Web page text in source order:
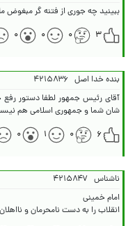
ببینید چه جوری از فتنه گر مبغوض
۳
۰ ۰ ۰
بنده خدا اصل ۴۲۱۵۸۳۶
آقای رئیس جمهور لطفا دستور
شان شما و جمهوری اسلامی هم
۶
۰ ۱ ۰
ناشناس ۴۲۱۵۸۴۷
انقلاب را به دست نامحرمان و